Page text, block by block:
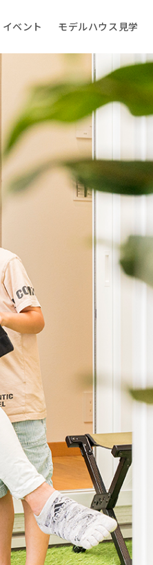
イベント モデルハウス見学